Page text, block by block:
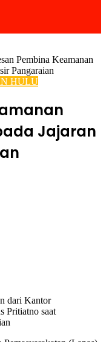
Pembina Keamanan
Pangaraian
HULU
Jajaran
dari Kantor
Pritiatno saat